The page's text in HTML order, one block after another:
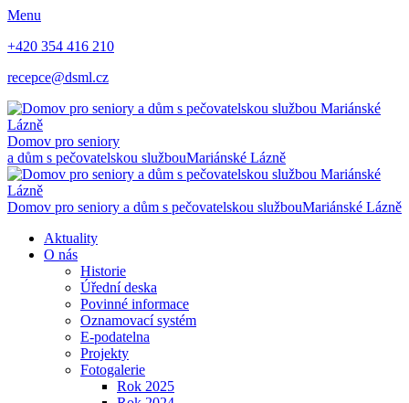
Menu
+420 354 416 210
recepce@dsml.cz
Domov pro seniory
a dům s pečovatelskou službouMariánské Lázně
Domov pro seniory a dům s pečovatelskou službouMariánské Lázně
Aktuality
O nás
Historie
Úřední deska
Povinné informace
Oznamovací systém
E-podatelna
Projekty
Fotogalerie
Rok 2025